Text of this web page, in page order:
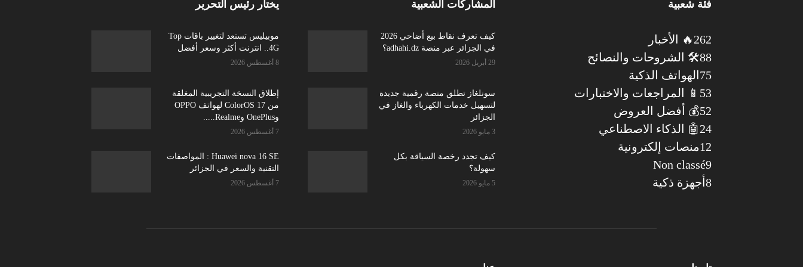
يختار رئيس التحرير
موبيليس تستعد لتغيير باقات Top
4G.. انترنت أكثر وسعر أفضل
8 أغسطس 2026
إطلاق النسخة التجريبية المغلقة
من ColorOS 17 لهواتف OPPO
وOnePlus وRealme.....
7 أغسطس 2026
Huawei nova 16 SE : المواصفات
التقنية والسعر في الجزائر
7 أغسطس 2026
المشاركات الشعبية
كيف تعرف نقاط بيع أضاحي 2026
في الجزائر عبر منصة adhahi.dz؟
29 أبريل 2026
سونلغاز تطلق منصة رقمية جديدة
لتسهيل خدمات الكهرباء والغاز في
الجزائر
3 مايو 2026
كيف تجدد رخصة السياقة بكل
سهولة؟
5 مايو 2026
فئة شعبية
🔥 الأخبار262
🛠️ الشروحات والنصائح88
الهواتف الذكية 75
📱 المراجعات والاختبارات 53
💰 أفضل العروض52
🤖 الذكاء الاصطناعي24
منصات إلكترونية12
Non classé9
أجهزة ذكية 8